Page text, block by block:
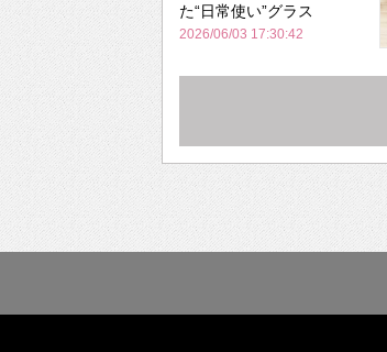
た“日常使い”グラス
2026/06/03 17:30:42